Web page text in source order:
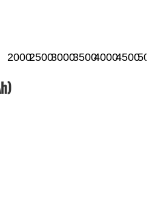
200025003000350040004500